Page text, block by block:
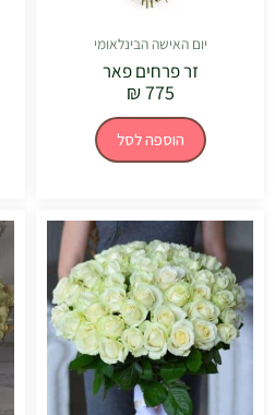
יום האישה הבינלאומי
זר פרחים פאר
₪775
הוספה לסל